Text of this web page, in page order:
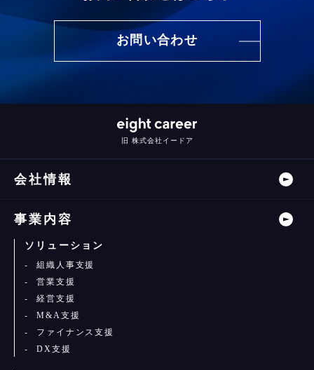
お問い合わせ
旧 株式会社イードア
会社情報
事業内容
ソリューション
組織人事支援
営業支援
経営支援
M&A支援
ファイナンス支援
DX支援